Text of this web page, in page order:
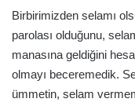
Birbirimizden selamı
parolası olduğunu,
manasına geldiğini
olmayı beceremedik.
ümmetin, selam